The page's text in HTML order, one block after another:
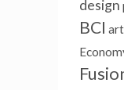
design
BCI